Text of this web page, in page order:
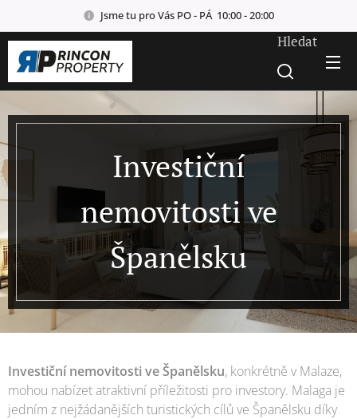
Jsme tu pro Vás PO - PÁ 10:00 - 20:00
Hledat
Investiční
nemovitosti ve
Španělsku
Investiční nemovitosti ve Španělsku, konkrétně v Malaze,
mohou nabízet atraktivní příležitosti pro investory. Malaga je
jedním z nejžádanějších turistických cílů ve Španělsku díky